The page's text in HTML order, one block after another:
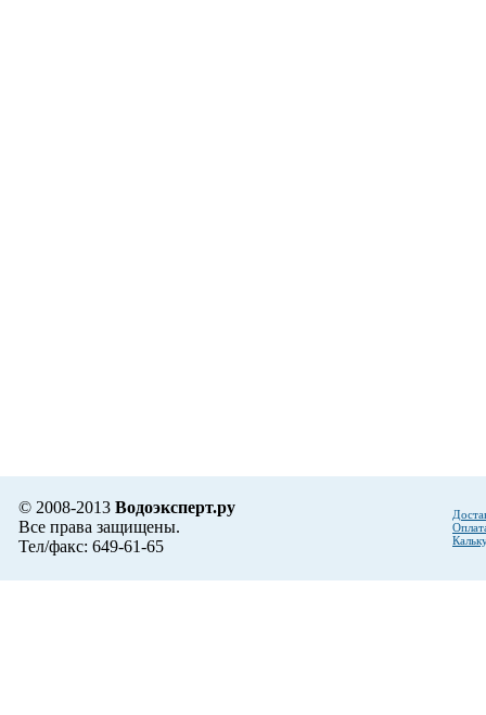
© 2008-2013 Водоэксперт.ру
Все права защищены.
Тел/факс: 649-61-65